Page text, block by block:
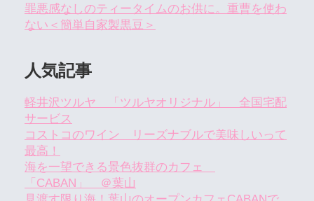
罪悪感なしのティータイムのお供に。重曹を使わ
ない＜簡単自家製黒豆＞
人気記事
軽井沢ツルヤ 「ツルヤオリジナル」 全国宅配
サービス
コストコのワイン リーズナブルで美味しいって
最高！
海を一望できる景色抜群のカフェ
「CABAN」 ＠葉山